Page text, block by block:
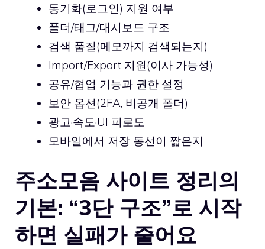
동기화(로그인) 지원 여부
폴더/태그/대시보드 구조
검색 품질(메모까지 검색되는지)
Import/Export 지원(이사 가능성)
공유/협업 기능과 권한 설정
보안 옵션(2FA, 비공개 폴더)
광고·속도·UI 피로도
모바일에서 저장 동선이 짧은지
주소모음 사이트 정리의
기본: “3단 구조”로 시작
하면 실패가 줄어요